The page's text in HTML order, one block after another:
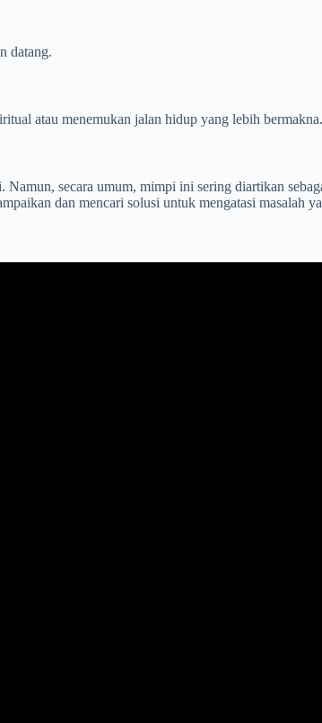
datang.
atau menemukan jalan hidup yang lebih bermakna.
secara umum, mimpi ini sering diartikan
dan mencari solusi untuk mengatasi masalah